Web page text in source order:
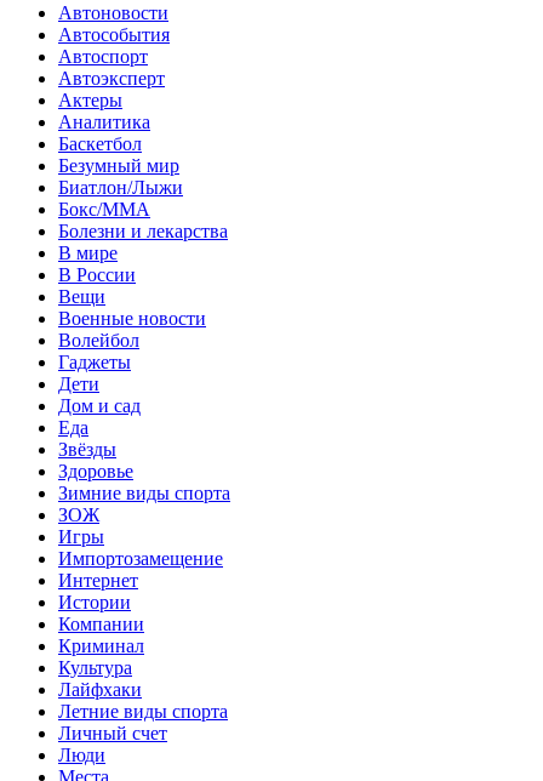
Автоновости
Автособытия
Автоспорт
Автоэксперт
Актеры
Аналитика
Баскетбол
Безумный мир
Биатлон/Лыжи
Бокс/MMA
Болезни и лекарства
В мире
В России
Вещи
Военные новости
Волейбол
Гаджеты
Дети
Дом и сад
Еда
Звёзды
Здоровье
Зимние виды спорта
ЗОЖ
Игры
Импортозамещение
Интернет
Истории
Компании
Криминал
Культура
Лайфхаки
Летние виды спорта
Личный счет
Люди
Места